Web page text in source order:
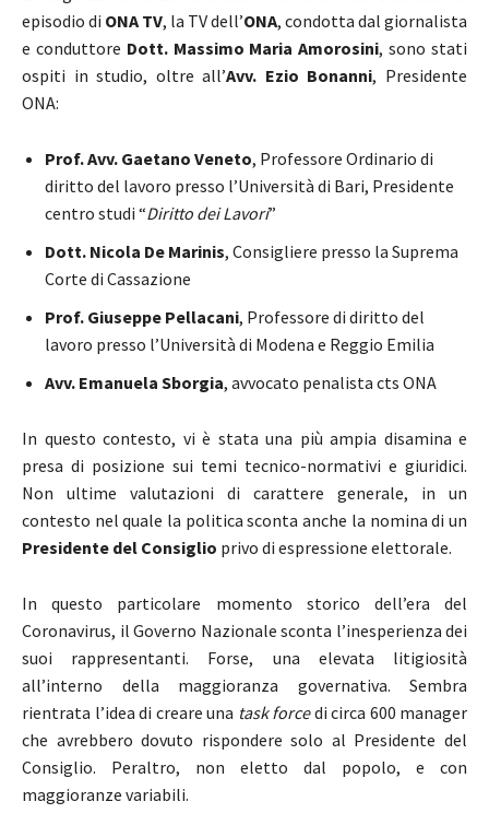
episodio di ONA TV, la TV dell’ONA, condotta dal giornalista
e conduttore Dott. Massimo Maria Amorosini, sono stati
ospiti in studio, oltre all’Avv. Ezio Bonanni, Presidente
ONA:
Prof. Avv. Gaetano Veneto, Professore Ordinario di
diritto del lavoro presso l’Università di Bari, Presidente
centro studi “Diritto dei Lavori”
Dott. Nicola De Marinis, Consigliere presso la Suprema
Corte di​ Cassazione
Prof. Giuseppe Pellacani, Professore di diritto del
lavoro presso l’Università di Modena e Reggio Emilia
Avv. Emanuela Sborgia, avvocato penalista cts ONA
In questo contesto, vi è stata una più ampia disamina e
presa di posizione sui temi tecnico-normativi e giuridici.
Non ultime valutazioni di carattere generale, in un
contesto nel quale la politica sconta anche la nomina di un
Presidente del Consiglio privo di espressione elettorale.
In questo particolare momento storico dell’era del
Coronavirus, il Governo Nazionale sconta l’inesperienza dei
suoi rappresentanti. Forse, una elevata litigiosità
all’interno della maggioranza governativa. Sembra
rientrata l’idea di creare una task forcedi circa 600 manager
che avrebbero dovuto rispondere solo al Presidente del
Consiglio. Peraltro, non eletto dal popolo, e con
maggioranze variabili.